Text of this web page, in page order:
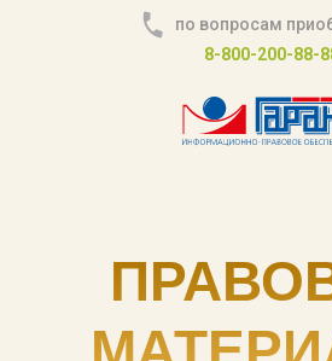
по вопросам
8-800-200-88-